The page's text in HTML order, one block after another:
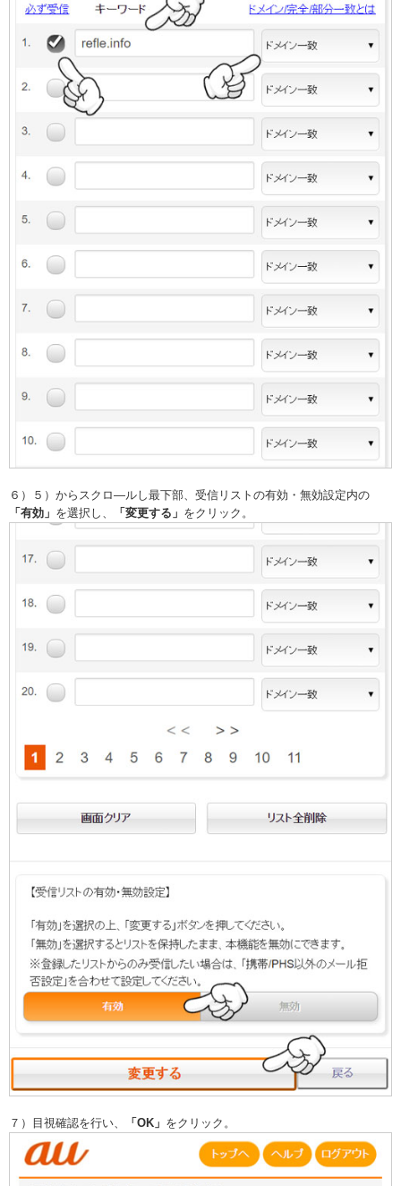
６）５）からスクロ―ルし最下部、受信リストの有効・無効設定内の
「有効」 を選択し、 「変更する」 をクリック。
７）目視確認を行い、 「OK」 をクリック。